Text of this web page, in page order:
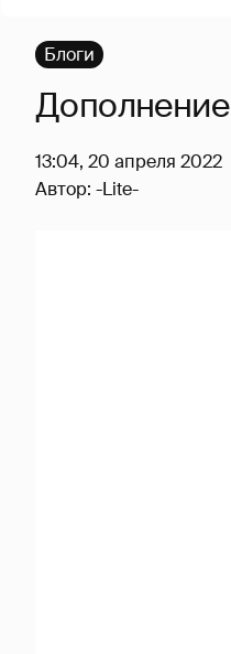
Блоги
Дополнение
13:04, 20 апреля 2022
Автор: -Lite-